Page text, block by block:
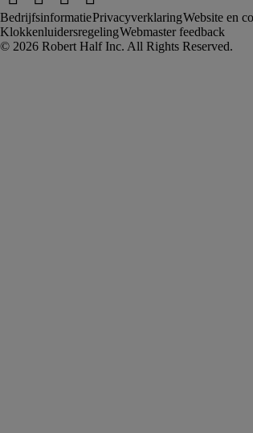
BedrijfsinformatiePrivacyverklaringWebsite en
KlokkenluidersregelingWebmaster feedback